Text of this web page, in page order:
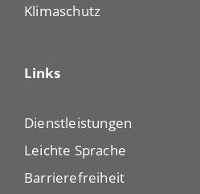
Klimaschutz
Links
Dienstleistungen
Leichte Sprache
Barrierefreiheit